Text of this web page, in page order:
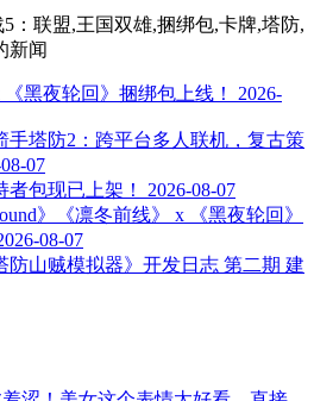
：联盟,王国双雄,捆绑包,卡牌,塔防,
新闻
《黑夜轮回》捆绑包上线！
2026-
手塔防2：跨平台多人联机，复古策
07
者包现已上架！
2026-08-07
》《凛冬前线》 x 《黑夜轮回》
08-07
防山贼模拟器》开发日志 第二期 建